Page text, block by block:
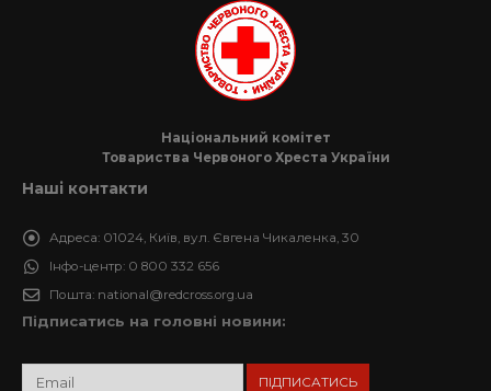
Національний комітет
Товариства Червоного Хреста України
Наші контакти
Адреса: 01024, Київ, вул. Євгена Чикаленка, 30
Інфо-центр: 0 800 332 656
Пошта: national@redcross.org.ua
Підписатись на головні новини: